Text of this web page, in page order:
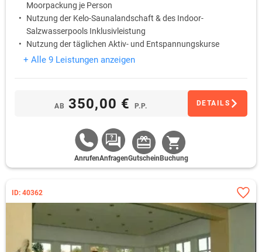
Moorpackung je Person
Nutzung der Kelo-Saunalandschaft & des Indoor-
Salzwasserpools Inklusivleistung
Nutzung der täglichen Aktiv- und Entspannungskurse
Inklusivleistung
+ Alle 9 Leistungen anzeigen
AB 350,00 € P.P. DETAILS
AnrufenAnfragenGutschein Buchung
ID: 40362